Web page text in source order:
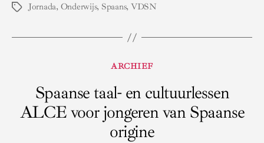
Tags Jornada, Onderwijs, Spaans, VDSN
Categorieën
ARCHIEF
Spaanse taal- en cultuurlessen
ALCE voor jongeren van Spaanse
origine